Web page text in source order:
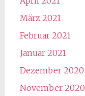
März 2021
Februar 2021
Januar 2021
Dezember 2020
November 2020